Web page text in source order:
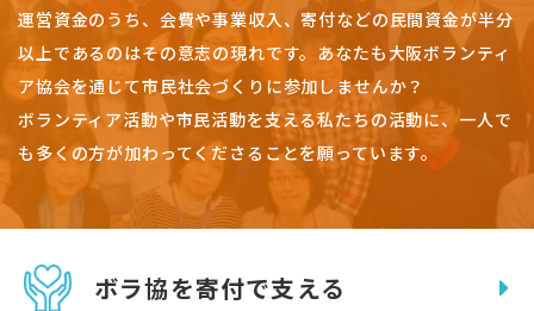
運営資金のうち、会費や事業収入、寄付などの民間資金が半分
以上であるのはその意志の現れです。 あなたも大阪ボランティ
ア協会を通じて市民社会づくりに参加しませんか？
ボランティア活動や市民活動を支える私たちの活動に、一人で
も多くの方が加わってくださることを願っています。
ボラ協を寄付で支える